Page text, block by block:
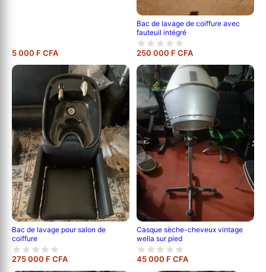
5 000 F CFA
Bac de lavage de coiffure avec
fauteuil intégré
250 000 F CFA
Bac de lavage pour salon de
coiffure
275 000 F CFA
Casque sèche-cheveux vintage
wella sur pied
45 000 F CFA